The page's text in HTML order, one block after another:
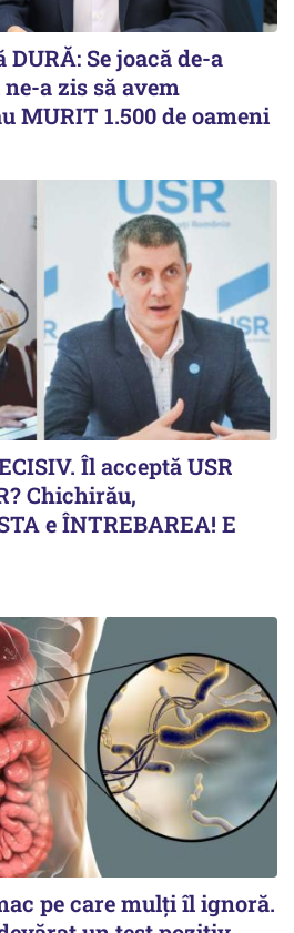
Se joacă de-a
a zis să avem
MURIT 1.500 de oameni
Îl acceptă USR
Chichirău,
e ÎNTREBAREA! E
pe care mulți îl ignoră.